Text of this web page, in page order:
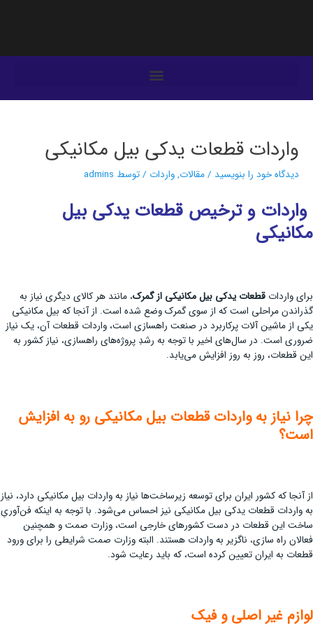
واردات قطعات یدکی بیل مکانیکی
دیدگاه‌ خود را بنویسید /مقالات,واردات / توسط admins
واردات و ترخیص قطعات یدکی بیل
مکانیکی
برای واردات قطعات یدکی بیل مکانیکی از گمرک، مانند هر کالای دیگری نیاز به
گذراندن مراحلی است که از سوی گمرک وضع شده است. از آنجا که بیل مکانیکی
یکی از ماشین آلات پر‌کاربرد در صنعت راهسازی است، واردات قطعات آن، یک نیاز
ضروری است. در سال‌های اخیر با توجه به رشدِ پروژه‌های راهسازی، نیاز کشور به
این قطعات، روز به روز افزایش می‌یابد.
چرا نیاز به واردات قطعات بیل مکانیکی رو به افزایش
است؟
از آنجا که کشور ایران برای توسعه زیرساخت‌ها نیاز به واردات بیل مکانیکی دارد، نیاز
به واردات قطعات یدکی بیل مکانیکی نیز احساس می‌شود. با توجه به اینکه فن‌آوریِ
ساخت این قطعات در دست کشورهای خارجی است، وزارت صمت و همچنین
فعالان راه سازی، ناگزیر به واردات هستند. البته وزارت صمت شرایطی را برای ورود
قطعات به ایران تعیین کرده است، که باید رعایت شود.
لوازم غیر اصلی و فیک